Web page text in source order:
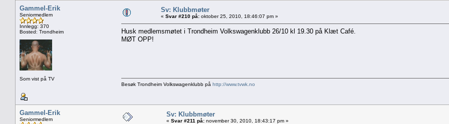
Gammel-Erik
Seniormedlem
Innlegg: 370
Bosted: Trondheim
Som vist på TV
Sv: Klubbmøter
« Svar #210 på: oktober 25, 2010, 18:46:07 pm »
Husk medlemsmøtet i Trondheim Volkswagenklubb 26/10 kl 19.30 på Klæt Café.
MØT OPP!
Besøk Trondheim Volkswagenklubb på http://www.tvwk.no
Gammel-Erik
Seniormedlem
Sv: Klubbmøter
« Svar #211 på: november 30, 2010, 18:43:17 pm »